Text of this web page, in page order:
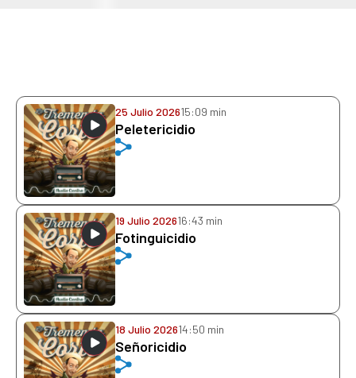
25 Julio 202615:09 min
Peletericidio
19 Julio 202616:43 min
Fotinguicidio
18 Julio 202614:50 min
Señoricidio